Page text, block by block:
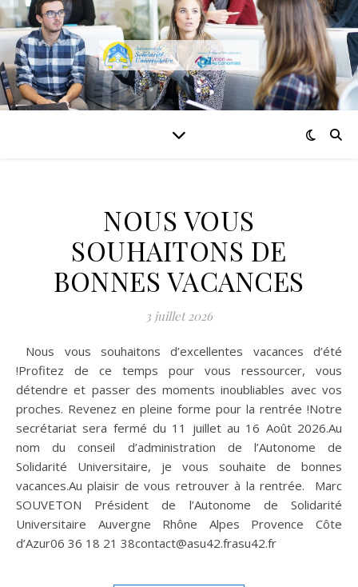
NOUS VOUS
SOUHAITONS DE
BONNES VACANCES
3 juillet 2026
Nous vous souhaitons d’excellentes vacances d’été
!Profitez de ce temps pour vous ressourcer, vous
détendre et passer des moments inoubliables avec vos
proches. Revenez en pleine forme pour la rentrée !Notre
secrétariat sera fermé du 11 juillet au 16 Août 2026.Au
nom du conseil d’administration de l’Autonome de
Solidarité Universitaire, je vous souhaite de bonnes
vacances.Au plaisir de vous retrouver à la rentrée. Marc
SOUVETON Président de l’Autonome de Solidarité
Universitaire Auvergne Rhône Alpes Provence Côte
d’Azur06 36 18 21 38contact@asu42.frasu42.fr